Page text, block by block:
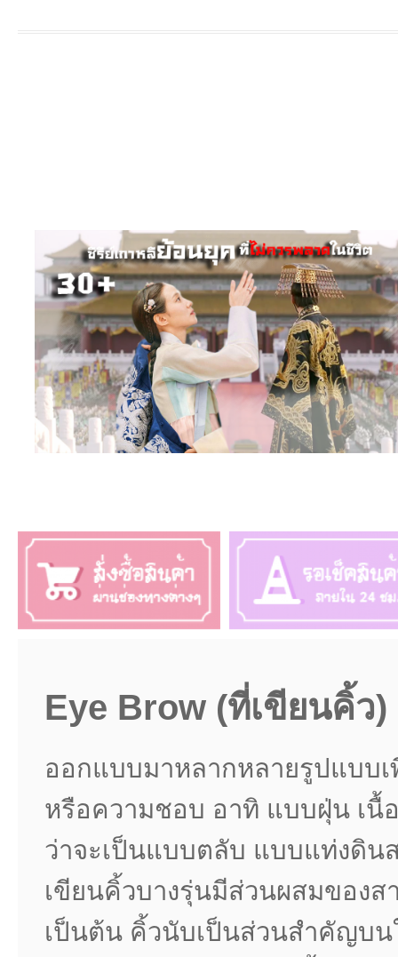
Eye Brow (ที่เขียนคิ้ว)
ออกแบบมาหลากหลายรูปแบบ
หรือความชอบ อาทิ แบบฝุ่น เนื้
ว่าจะเป็นแบบตลับ แบบแท่งดิ
เขียนคิ้วบางรุ่นมีส่วนผสมของ
เป็นต้น คิ้วนับเป็นส่วนสำคัญบน